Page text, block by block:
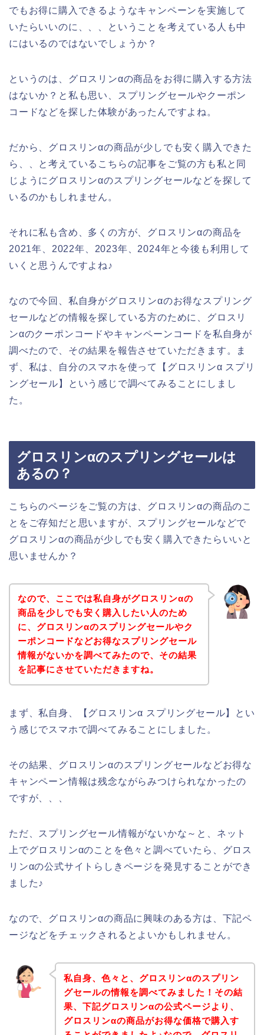
でもお得に購入できるようなキャンペーンを実施して
いたらいいのに、、、ということを考えている人も中
にはいるのではないでしょうか？
というのは、グロスリンαの商品をお得に購入する方法
はないか？と私も思い、スプリングセールやクーポン
コードなどを探した体験があったんですよね。
だから、グロスリンαの商品が少しでも安く購入できた
ら、、と考えているこちらの記事をご覧の方も私と同
じようにグロスリンαのスプリングセールなどを探して
いるのかもしれません。
それに私も含め、多くの方が、グロスリンαの商品を
2021年、2022年、2023年、2024年と今後も利用して
いくと思うんですよね♪
なので今回、私自身がグロスリンαのお得なスプリング
セールなどの情報を探している方のために、グロスリ
ンαのクーポンコードやキャンペーンコードを私自身が
調べたので、その結果を報告させていただきます。ま
ず、私は、自分のスマホを使って【グロスリンα スプリ
ングセール】という感じで調べてみることにしまし
た。
グロスリンαのスプリングセールは
あるの？
こちらのページをご覧の方は、グロスリンαの商品のこ
とをご存知だと思いますが、スプリングセールなどで
グロスリンαの商品が少しでも安く購入できたらいいと
思いませんか？
なので、ここでは私自身がグロスリンαの
商品を少しでも安く購入したい人のため
に、グロスリンαのスプリングセールやク
ーポンコードなどお得なスプリングセール
情報がないかを調べてみたので、その結果
を記事にさせていただきますね。
まず、私自身、【グロスリンα スプリングセール】とい
う感じでスマホで調べてみることにしました。
その結果、グロスリンαのスプリングセールなどお得な
キャンペーン情報は残念ながらみつけられなかったの
ですが、、、
ただ、スプリングセール情報がないかな～と、ネット
上でグロスリンαのことを色々と調べていたら、グロス
リンαの公式サイトらしきページを発見することができ
ました♪
なので、グロスリンαの商品に興味のある方は、下記ペ
ージなどをチェックされるとよいかもしれません。
私自身、色々と、グロスリンαのスプリン
グセールの情報を調べてみました！その結
果、下記グロスリンαの公式ページより、
グロスリンαの商品がお得な価格で購入す